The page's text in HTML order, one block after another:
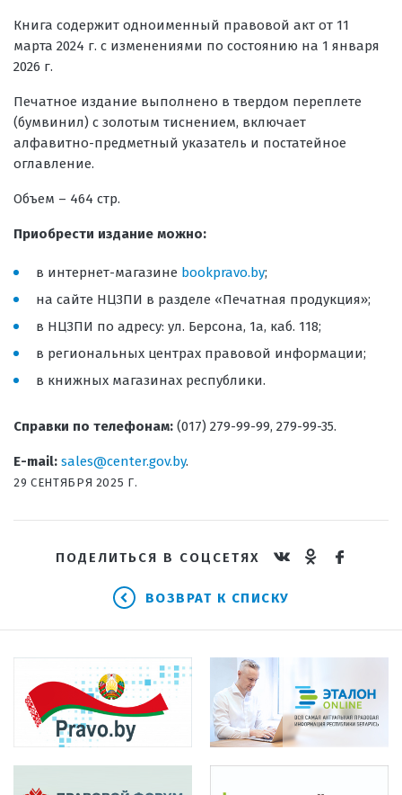
Книга содержит одноименный правовой акт от 11
марта 2024 г. с изменениями по состоянию на 1 января
2026 г.
Печатное издание выполнено в твердом переплете
(бумвинил) с золотым тиснением, включает
алфавитно-предметный указатель и постатейное
оглавление.
Объем – 464 стр.
Приобрести издание можно:
в интернет-магазине bookpravo.by;
на сайте НЦЗПИ в разделе «Печатная продукция»;
в НЦЗПИ по адресу: ул. Берсона, 1а, каб. 118;
в региональных центрах правовой информации;
в книжных магазинах республики.
Справки по телефонам: (017) 279-99-99, 279-99-35.
E-mail: sales@center.gov.by.
29 СЕНТЯБРЯ 2025 Г.
ПОДЕЛИТЬСЯ В СОЦСЕТЯХ
ВОЗВРАТ К СПИСКУ